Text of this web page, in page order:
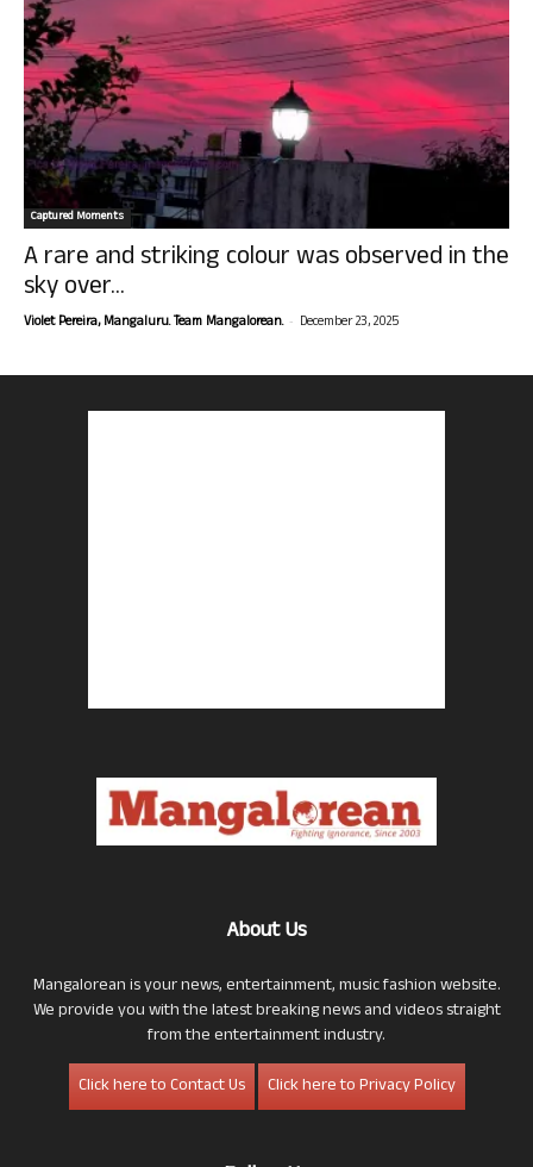
Captured Moments
A rare and striking colour was observed in the
sky over...
Violet Pereira, Mangaluru. Team Mangalorean. - December 23, 2025
About Us
Mangalorean is your news, entertainment, music fashion website.
We provide you with the latest breaking news and videos straight
from the entertainment industry.
Click here to Contact Us
Click here to Privacy Policy